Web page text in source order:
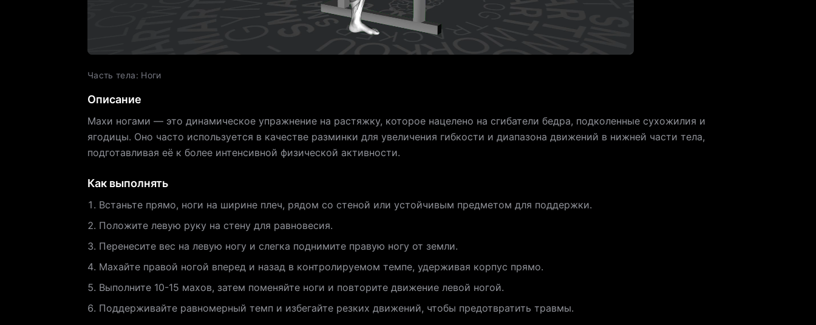
Часть тела: Ноги
Описание
Махи ногами — это динамическое упражнение на растяжку, которое нацелено на сгибатели бедра, подколенные сухожилия и
ягодицы. Оно часто используется в качестве разминки для увеличения гибкости и диапазона движений в нижней части тела,
подготавливая её к более интенсивной физической активности.
Как выполнять
Встаньте прямо, ноги на ширине плеч, рядом со стеной или устойчивым предметом для поддержки.
Положите левую руку на стену для равновесия.
Перенесите вес на левую ногу и слегка поднимите правую ногу от земли.
Махайте правой ногой вперед и назад в контролируемом темпе, удерживая корпус прямо.
Выполните 10-15 махов, затем поменяйте ноги и повторите движение левой ногой.
Поддерживайте равномерный темп и избегайте резких движений, чтобы предотвратить травмы.